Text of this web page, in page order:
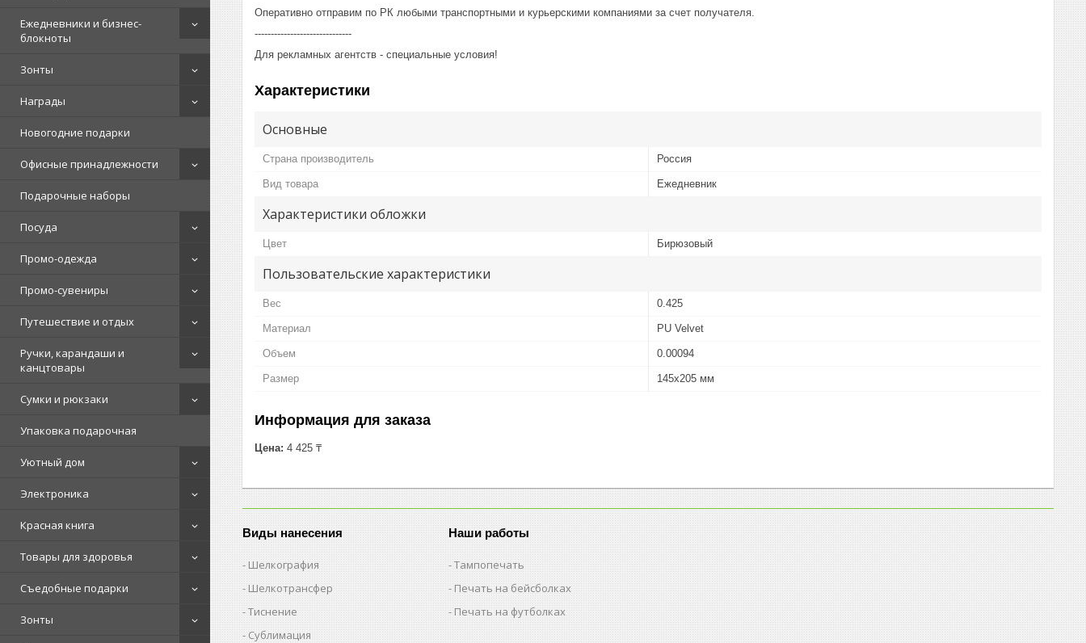
Ежедневники и бизнес-
блокноты
Зонты
Награды
Новогодние подарки
Офисные принадлежности
Подарочные наборы
Посуда
Промо-одежда
Промо-сувениры
Путешествие и отдых
Ручки, карандаши и
канцтовары
Сумки и рюкзаки
Упаковка подарочная
Уютный дом
Электроника
Красная книга
Товары для здоровья
Съедобные подарки
Зонты
Оперативно отправим по РК любыми транспортными и курьерскими компаниями за счет получателя.
------------------------------
Для рекламных агентств - специальные условия!
Характеристики
Основные
Страна производитель Россия
Вид товара Ежедневник
Характеристики обложки
Цвет Бирюзовый
Пользовательские характеристики
Вес 0.425
Материал PU Velvet
Объем 0.00094
Размер 145х205 мм
Информация для заказа
Цена: 4 425 ₸
Виды нанесения
Шелкография
Шелкотрансфер
Тиснение
Сублимация
Наши работы
Тампопечать
Печать на бейсболках
Печать на футболках